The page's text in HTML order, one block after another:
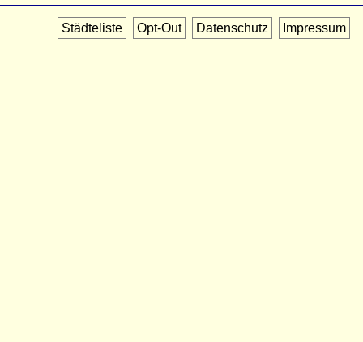
Städteliste Opt-Out Datenschutz Impressum